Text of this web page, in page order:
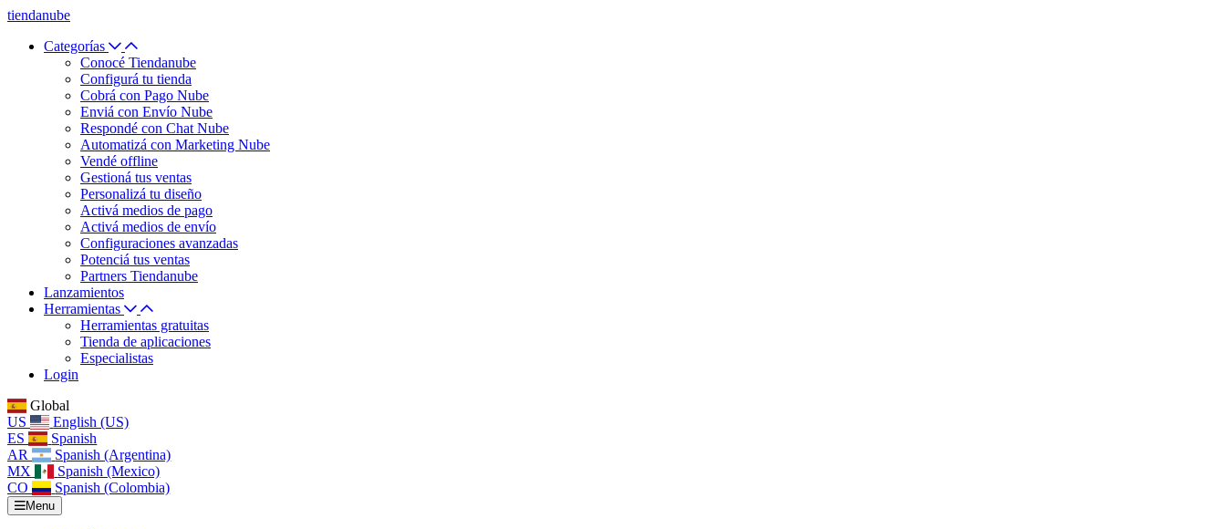
tiendanube
Categorías
Conocé Tiendanube
Configurá tu tienda
Cobrá con Pago Nube
Enviá con Envío Nube
Respondé con Chat Nube
Automatizá con Marketing Nube
Vendé offline
Gestioná tus ventas
Personalizá tu diseño
Activá medios de pago
Activá medios de envío
Configuraciones avanzadas
Potenciá tus ventas
Partners Tiendanube
Lanzamientos
Herramientas
Herramientas gratuitas
Tienda de aplicaciones
Especialistas
Login
Global
US
English (US)
ES
Spanish
AR
Spanish (Argentina)
MX
Spanish (Mexico)
CO
Spanish (Colombia)
Menu